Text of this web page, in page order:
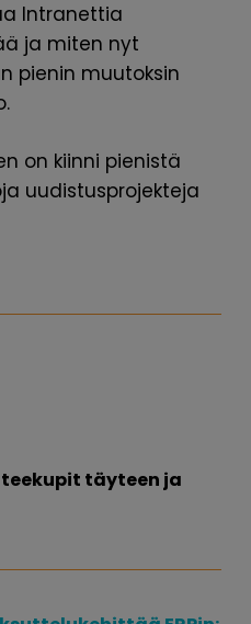
Intranettia
ja miten nyt
pienin muutoksin
on kiinni pienistä
uudistusprojekteja
teekupit täyteen ja